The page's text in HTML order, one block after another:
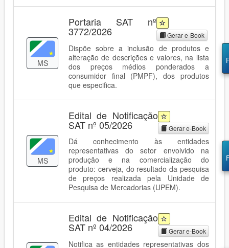
MS
Portaria SAT nº
3772/2026 Gerar e-Book
Dispõe sobre a inclusão de produtos e
alteração de descrições e valores, na lista
dos preços médios ponderados a
consumidor final (PMPF), dos produtos
que especifica.
MS
Edital de Notificação
SAT nº 05/2026 Gerar e-Book
Dá conhecimento às entidades
representativas do setor envolvido na
produção e na comercialização do
produto: cerveja, do resultado da pesquisa
de preços realizada pela Unidade de
Pesquisa de Mercadorias (UPEM).
Edital de Notificação
SAT nº 04/2026 Gerar e-Book
Notifica as entidades representativas dos